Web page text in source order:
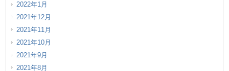
2022年1月
2021年12月
2021年11月
2021年10月
2021年9月
2021年8月